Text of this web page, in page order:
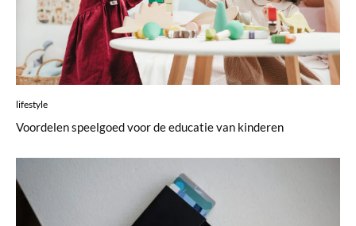
lifestyle
Voordelen speelgoed voor de educatie van kinderen